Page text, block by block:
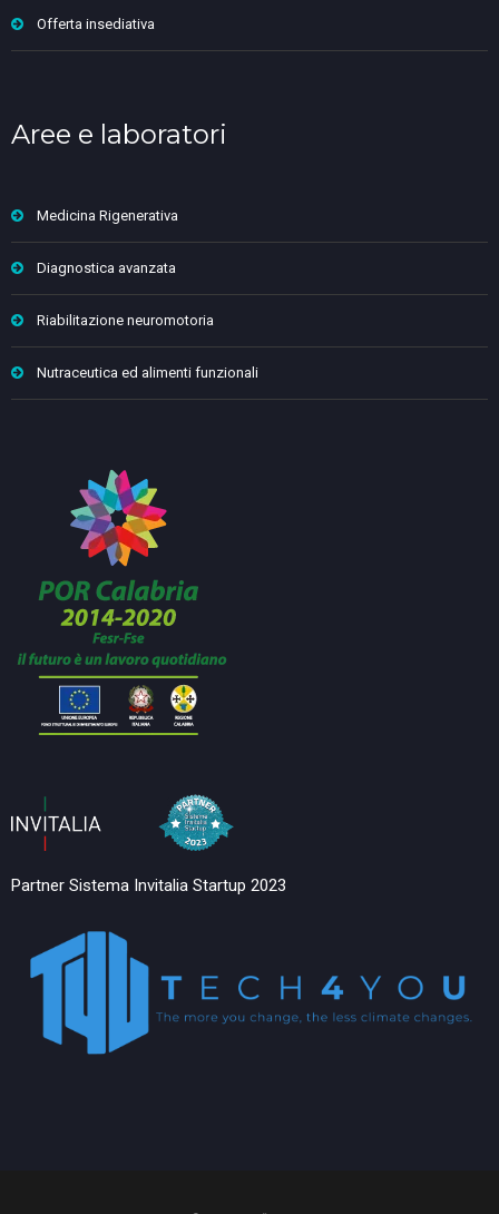
Offerta insediativa
Aree e laboratori
Medicina Rigenerativa
Diagnostica avanzata
Riabilitazione neuromotoria
Nutraceutica ed alimenti funzionali
Partner Sistema Invitalia Startup 2023